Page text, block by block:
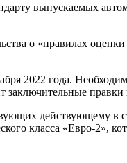
выпускаемых
о «правилах
2022 года.
правки
действующему в
класса «Евро-2»,